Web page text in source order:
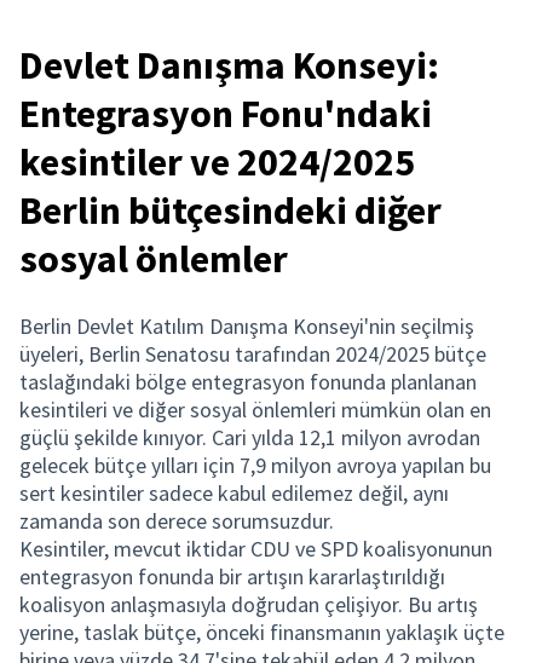
Devlet Danışma Konseyi:
Entegrasyon Fonu'ndaki
kesintiler ve 2024/2025
Berlin bütçesindeki diğer
sosyal önlemler
Berlin Devlet Katılım Danışma Konseyi'nin seçilmiş
üyeleri, Berlin Senatosu tarafından 2024/2025 bütçe
taslağındaki bölge entegrasyon fonunda planlanan
kesintileri ve diğer sosyal önlemleri mümkün olan en
güçlü şekilde kınıyor. Cari yılda 12,1 milyon avrodan
gelecek bütçe yılları için 7,9 milyon avroya yapılan bu
sert kesintiler sadece kabul edilemez değil, aynı
zamanda son derece sorumsuzdur.
Kesintiler, mevcut iktidar CDU ve SPD koalisyonunun
entegrasyon fonunda bir artışın kararlaştırıldığı
koalisyon anlaşmasıyla doğrudan çelişiyor. Bu artış
yerine, taslak bütçe, önceki finansmanın yaklaşık üçte